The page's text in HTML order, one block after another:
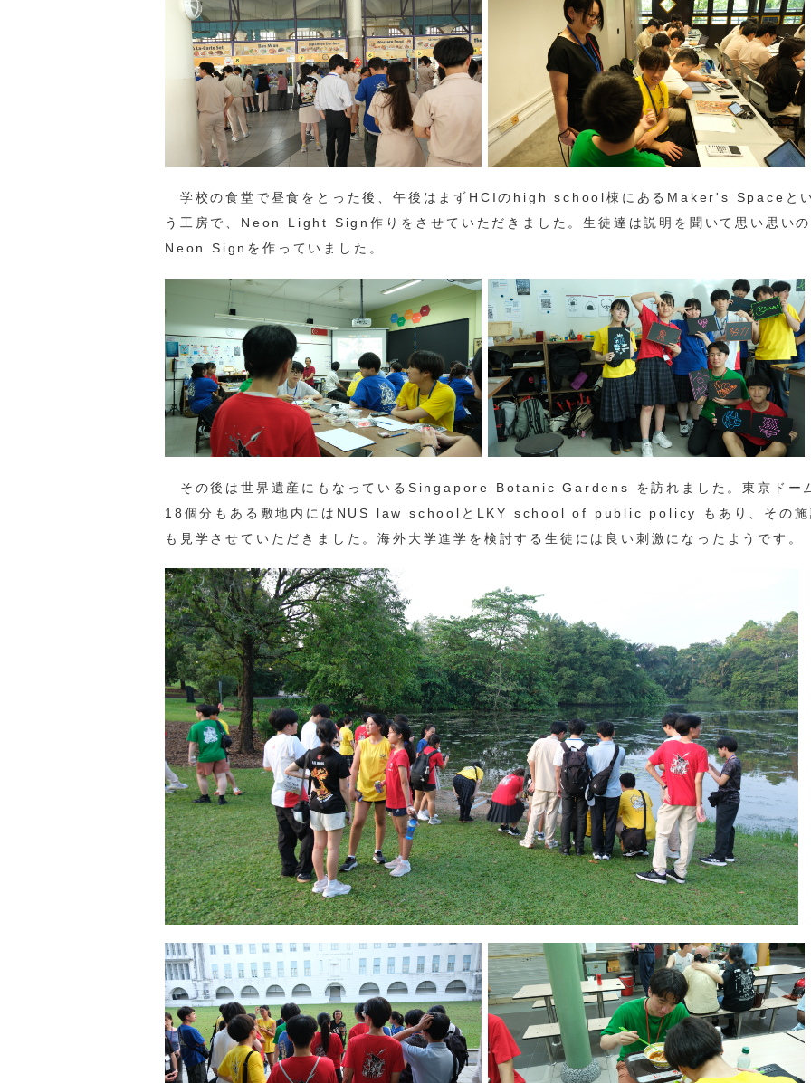
学校の食堂で昼食をとった後、午後はまずHCIのhigh school棟にあるMaker's Spaceと
う工房で、Neon Light Sign作りをさせていただきました。生徒達は説明を聞いて思い思いの
Neon Signを作っていました。
その後は世界遺産にもなっているSingapore Botanic Gardens を訪れました。東京ドー
18個分もある敷地内にはNUS law schoolとLKY school of public policy もあり、その施
も見学させていただきました。海外大学進学を検討する生徒には良い刺激になったようです。